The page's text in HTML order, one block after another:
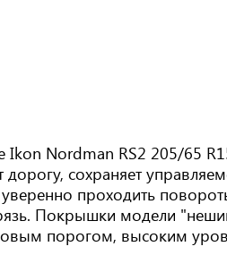
Nordman RS2 205/65
сохраняет
проходить
Покрышки модели
порогом, высоким